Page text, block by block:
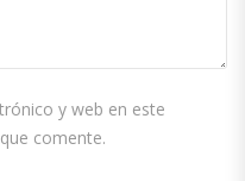
y web en este
comente.